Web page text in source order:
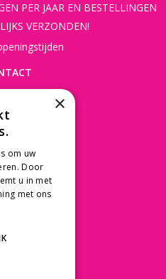
PER JAAR EN BESTELLINGEN
VERZONDEN!
't Goy
11 365
×
om uw
Door
u in met
met ons